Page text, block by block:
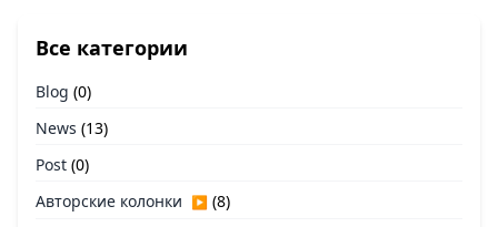
Все категории
Blog (0)
News (13)
Post (0)
Авторские колонки ▶ (8)